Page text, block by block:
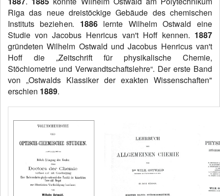
Riga das neue dreistöckige Gebäude des chemischen
Instituts beziehen. 1886 lernte Wilhelm Ostwald eine
Studie von Jacobus Henricus van't Hoff kennen. 1887
gründeten Wilhelm Ostwald und Jacobus Henricus van't
Hoff die „Zeitschrift für physikalische Chemie,
Stöchiometrie und Verwandtschaftslehre“. Der erste Band
von „Ostwalds Klassiker der exakten Wissenschaften"
erschien 1889.